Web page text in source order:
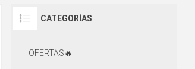
CATEGORÍAS
OFERTAS🔥